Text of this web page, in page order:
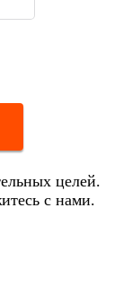
целей.
с нами.